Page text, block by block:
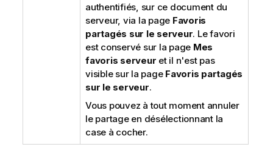
authentifiés, sur ce document du
serveur, via la page Favoris
partagés sur le serveur. Le favori
est conservé sur la page Mes
favoris serveur et il n'est pas
visible sur la page Favoris partagés
sur le serveur.
Vous pouvez à tout moment annuler
le partage en désélectionnant la
case à cocher.